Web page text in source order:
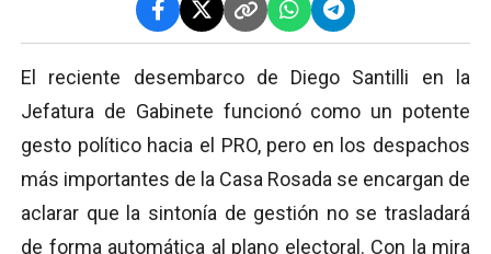
El reciente desembarco de Diego Santilli en la
Jefatura de Gabinete funcionó como un potente
gesto político hacia el PRO, pero en los despachos
más importantes de la Casa Rosada se encargan de
aclarar que la sintonía de gestión no se trasladará
de forma automática al plano electoral. Con la mira